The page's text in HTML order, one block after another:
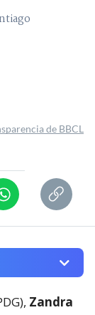
de BBCL
Zandra